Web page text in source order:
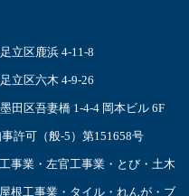
立区鹿浜 4-11-8
立区六木 4-9-26
田区吾妻橋 1-4-4 岡本ビル 6F
許可（般-5）第151658号
事業・左官工事業・とび・土木
根工事業・タイル・れんが・ブ